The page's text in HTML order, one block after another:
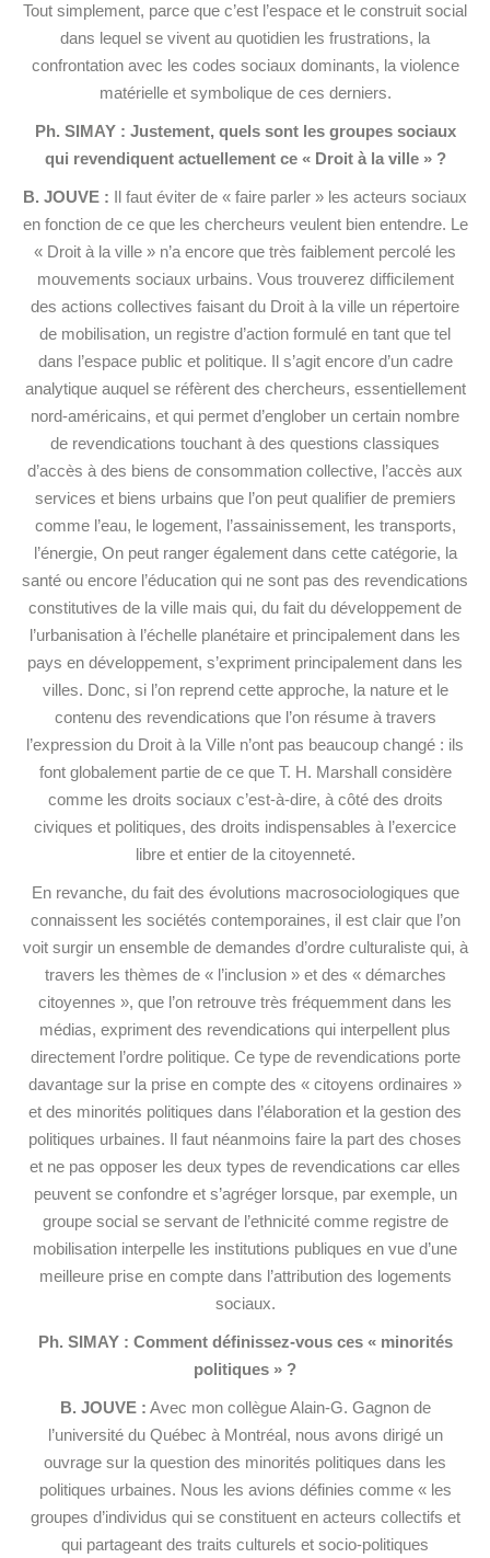
Tout simplement, parce que c’est l’espace et le construit social
dans lequel se vivent au quotidien les frustrations, la
confrontation avec les codes sociaux dominants, la violence
matérielle et symbolique de ces derniers.
Ph. SIMAY : Justement, quels sont les groupes sociaux
qui revendiquent actuellement ce « Droit à la ville » ?
B. JOUVE : Il faut éviter de « faire parler » les acteurs sociaux
en fonction de ce que les chercheurs veulent bien entendre. Le
« Droit à la ville » n’a encore que très faiblement percolé les
mouvements sociaux urbains. Vous trouverez difficilement
des actions collectives faisant du Droit à la ville un répertoire
de mobilisation, un registre d’action formulé en tant que tel
dans l’espace public et politique. Il s’agit encore d’un cadre
analytique auquel se réfèrent des chercheurs, essentiellement
nord-américains, et qui permet d’englober un certain nombre
de revendications touchant à des questions classiques
d’accès à des biens de consommation collective, l’accès aux
services et biens urbains que l’on peut qualifier de premiers
comme l’eau, le logement, l’assainissement, les transports,
l’énergie, On peut ranger également dans cette catégorie, la
santé ou encore l’éducation qui ne sont pas des revendications
constitutives de la ville mais qui, du fait du développement de
l’urbanisation à l’échelle planétaire et principalement dans les
pays en développement, s’expriment principalement dans les
villes. Donc, si l’on reprend cette approche, la nature et le
contenu des revendications que l’on résume à travers
l’expression du Droit à la Ville n’ont pas beaucoup changé : ils
font globalement partie de ce que T. H. Marshall considère
comme les droits sociaux c’est-à-dire, à côté des droits
civiques et politiques, des droits indispensables à l’exercice
libre et entier de la citoyenneté.
En revanche, du fait des évolutions macrosociologiques que
connaissent les sociétés contemporaines, il est clair que l’on
voit surgir un ensemble de demandes d’ordre culturaliste qui, à
travers les thèmes de « l’inclusion » et des « démarches
citoyennes », que l’on retrouve très fréquemment dans les
médias, expriment des revendications qui interpellent plus
directement l’ordre politique. Ce type de revendications porte
davantage sur la prise en compte des « citoyens ordinaires »
et des minorités politiques dans l’élaboration et la gestion des
politiques urbaines. Il faut néanmoins faire la part des choses
et ne pas opposer les deux types de revendications car elles
peuvent se confondre et s’agréger lorsque, par exemple, un
groupe social se servant de l’ethnicité comme registre de
mobilisation interpelle les institutions publiques en vue d’une
meilleure prise en compte dans l’attribution des logements
sociaux.
Ph. SIMAY : Comment définissez-vous ces « minorités
politiques » ?
B. JOUVE : Avec mon collègue Alain-G. Gagnon de
l’université du Québec à Montréal, nous avons dirigé un
ouvrage sur la question des minorités politiques dans les
politiques urbaines. Nous les avions définies comme « les
groupes d’individus qui se constituent en acteurs collectifs et
qui partageant des traits culturels et socio-politiques